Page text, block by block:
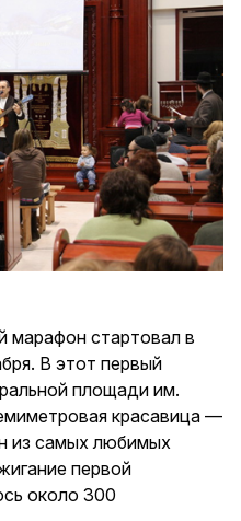
марафон стартовал в
В этот первый
площади им.
красавица —
из самых любимых
первой
около 300